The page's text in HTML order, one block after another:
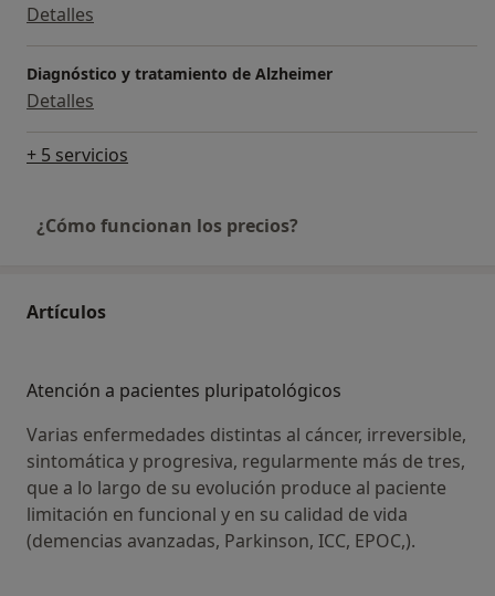
Detalles
Diagnóstico y tratamiento de Alzheimer
Detalles
+ 5 servicios
¿Cómo funcionan los precios?
Artículos
Atención a pacientes pluripatológicos
Varias enfermedades distintas al cáncer, irreversible,
sintomática y progresiva, regularmente más de tres,
que a lo largo de su evolución produce al paciente
limitación en funcional y en su calidad de vida
(demencias avanzadas, Parkinson, ICC, EPOC,).